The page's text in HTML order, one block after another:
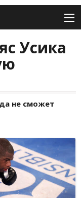
Усика
не сможет